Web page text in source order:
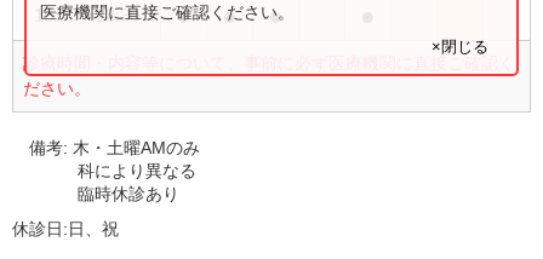
15:00〜18:30 ● ● ●
診療時間・内容等について、事前に必ず医療機関に直接ご確認く
ださい。
医療機関に直接ご確認ください。
×閉じる
備考: 木・土曜AMのみ
科により異なる
臨時休診あり
休診日:日、祝